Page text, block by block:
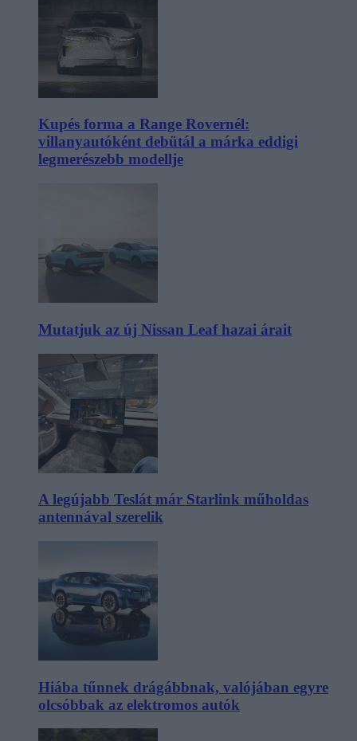
Kupés forma a Range Rovernél:
villanyautóként debütál a márka eddigi
legmerészebb modellje
Mutatjuk az új Nissan Leaf hazai árait
A legújabb Teslát már Starlink műholdas
antennával szerelik
Hiába tűnnek drágábbnak, valójában egyre
olcsóbbak az elektromos autók